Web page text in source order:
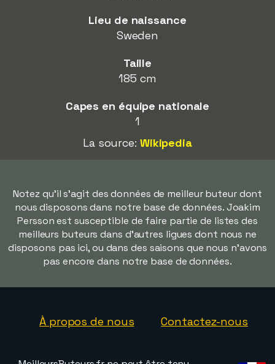
Lieu de naissance
Sweden
Taille
185 cm
Capes en équipe nationale
1
La source: Wikipedia
Notez qu'il s'agit des données de meilleur buteur dont
nous disposons dans notre base de données. Joakim
Persson est susceptible de faire partie de listes des
meilleurs buteurs dans d'autres ligues dont nous ne
disposons pas ici, ou dans des saisons que nous n'avons
pas encore dans notre base de données.
À propos de nous Contactez-nous